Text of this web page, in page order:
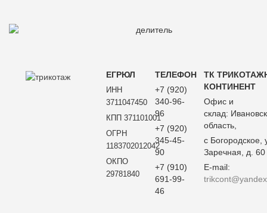
ЕГРЮЛ
ИНН
3711047450
КПП 371101001
ОГРН
1183702012042
ОКПО
29781840
ТЕЛЕФОН
+7 (920)
340-96-
96
+7 (920)
345-45-
90
+7 (910)
691-99-
46
ТК
КОНТИНЕНТ
Офис и
склад:
область,
с Богородское,
Заречная, д. 60
E-mail: